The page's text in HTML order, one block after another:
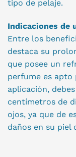
tipo de pelaje.
Indicaciones de
Entre los
destaca su
que posee un
perfume es apto
aplicación,
centímetros de
ojos, ya que de
daños en su piel